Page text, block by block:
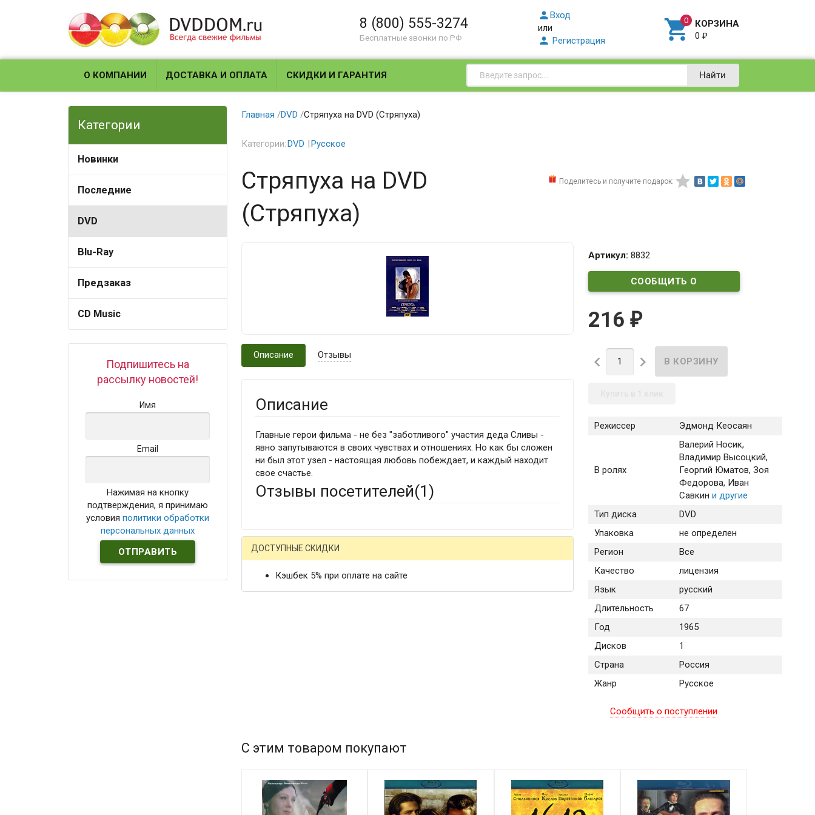
8 (800) 555-3274
Бесплатные звонки по РФ
Вход
или
 Регистрация  КОРЗИНА
0₽
О КОМПАНИИ ДОСТАВКА И ОПЛАТА СКИДКИ И ГАРАНТИЯ Найти
Категории
Новинки
Последние
DVD
Blu-Ray
Предзаказ
CD Music
Подпишитесь на
рассылку новостей!
Имя
Email
Нажимая на кнопку
подтверждения, я принимаю
условияполитики обработки
персональных данных
Главная /DVD /Стряпуха на DVD (Стряпуха)
Категории:DVD Русское
Поделитесь и получите подарок: 
Стряпуха на DVD
(Стряпуха)
Артикул: 8832
СООБЩИТЬ О
216 ₽
 
Режиссер Эдмонд Кеосаян
В ролях
Валерий Носик,
Владимир Высоцкий,
Георгий Юматов, Зоя
Федорова, Иван
Савкин и другие
Тип диска
DVD
Упаковка
не определен
Регион
Все
Качество
лицензия
Язык
русский
Длительность
67
Год
1965
Дисков
1
Страна
Россия
Жанр
Русское
Сообщить о поступлении
Описание Отзывы
Описание
Главные герои фильма - не без "заботливого" участия деда Сливы -
явно запутываются в своих чувствах и отношениях. Но как бы сложен
ни был этот узел - настоящая любовь побеждает, и каждый находит
свое счастье.
Отзывы посетителей(1)
ДОСТУПНЫЕ СКИДКИ
Кэшбек 5% при оплате на сайте
С этим товаром покупают